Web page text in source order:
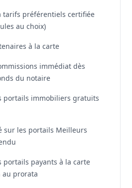
tarifs préférentiels certifiée
au choix)
à la carte
immédiat dès
du notaire
portails immobiliers gratuits
sur les portails Meilleurs
portails payants à la carte
au prorata